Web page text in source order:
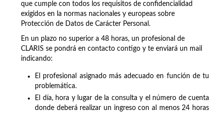
que cumple con todos los requisitos de confidencialidad
exigidos en la normas nacionales y europeas sobre
Protección de Datos de Carácter Personal.
En un plazo no superior a 48 horas, un profesional de
CLARIS se pondrá en contacto contigo y te enviará un mail
indicando:
El profesional asignado más adecuado en función de tu
problemática.
El día, hora y lugar de la consulta y el número de cuenta
donde deberá realizar un ingreso con al menos 24 horas